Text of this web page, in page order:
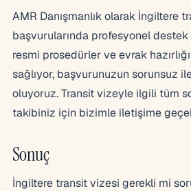
AMR Danışmanlık olarak İngiltere
başvurularında profesyonel
resmi prosedürler ve evrak
sağlıyor, başvurunuzun sorunsuz
oluyoruz. Transit vizeyle ilgili tüm
takibiniz için bizimle iletişime
Sonuç
İngiltere transit vizesi gerekli mi